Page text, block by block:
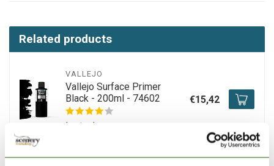
Related products
VALLEJO
Vallejo Surface Primer
Black - 200ml - 74602
In stock
€15,42
VALLEJO